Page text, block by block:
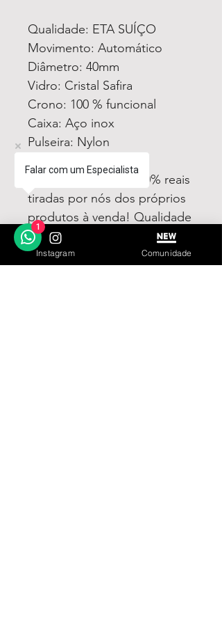
Qualidade: ETA SUÍÇO
Movimento: Automático
Diâmetro: 40mm
Vidro: Cristal Safira
Crono: 100 % funcional
Caixa: Aço inox
Pulseira: Nylon
postadas aqui são 100% reais
tiradas por nós dos próprios
produtos à venda! Qualidade
garantida ou devolução por
nossa conta!
Instagram Comunidade
Falar com um Especialista
1